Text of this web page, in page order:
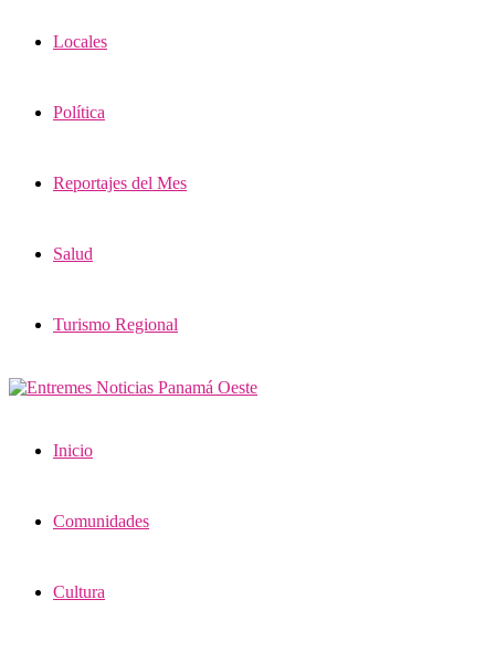
Locales
Política
Reportajes del Mes
Salud
Turismo Regional
Inicio
Comunidades
Cultura